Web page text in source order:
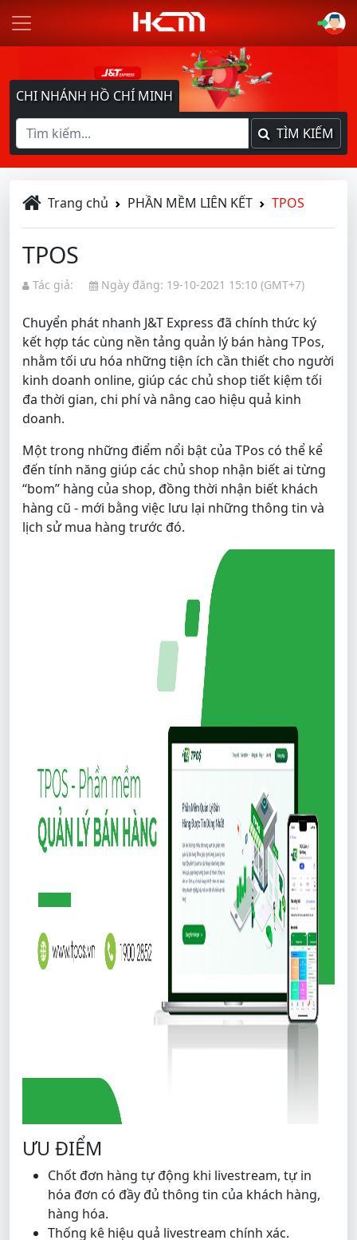
CHI NHÁNH HỒ CHÍ MINH
TÌM KIẾM
Trang chủ PHẦN MỀM LIÊN KẾT TPOS
TPOS
Tác giả: Ngày đăng: 19-10-2021 15:10 (GMT+7)
Chuyển phát nhanh J&T Express đã chính thức ký
kết hợp tác cùng nền tảng quản lý bán hàng TPos,
nhằm tối ưu hóa những tiện ích cần thiết cho người
kinh doanh online, giúp các chủ shop tiết kiệm tối
đa thời gian, chi phí và nâng cao hiệu quả kinh
doanh.
Một trong những điểm nổi bật của TPos có thể kể
đến tính năng giúp các chủ shop nhận biết ai từng
“bom” hàng của shop, đồng thời nhận biết khách
hàng cũ - mới bằng việc lưu lại những thông tin và
lịch sử mua hàng trước đó.
ƯU ĐIỂM
Chốt đơn hàng tự động khi livestream, tự in
hóa đơn có đầy đủ thông tin của khách hàng,
hàng hóa.
Thống kê hiệu quả livestream chính xác.